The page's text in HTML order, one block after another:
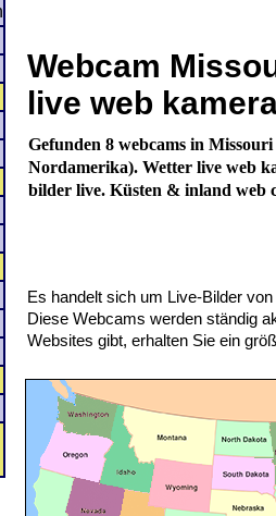
Webcam
live web
Gefunden 8 webcams in
Nordamerika). Wetter live web
bilder live. Küsten & inland web
Es handelt sich um Live-Bilder
Diese Webcams werden ständig
Websites gibt, erhalten Sie ein